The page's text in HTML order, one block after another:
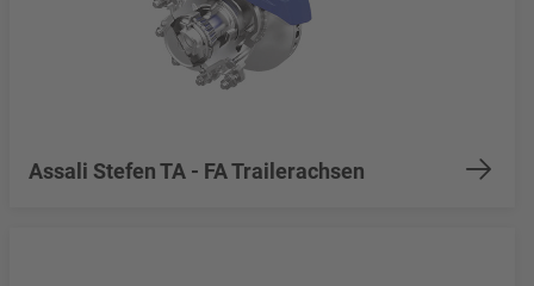
Assali Stefen TA - FA Trailerachsen